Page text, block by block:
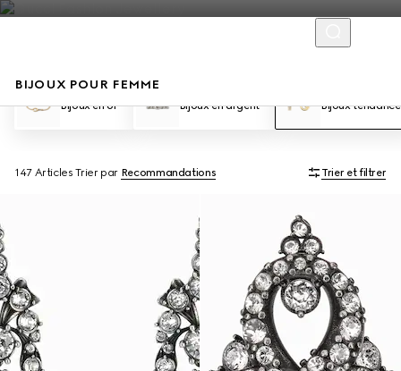
BIJOUX POUR FEMME
Bijoux en or Bijoux en argent Bijoux tendance
147 Articles Trier par Recommandations Trier et filtrer